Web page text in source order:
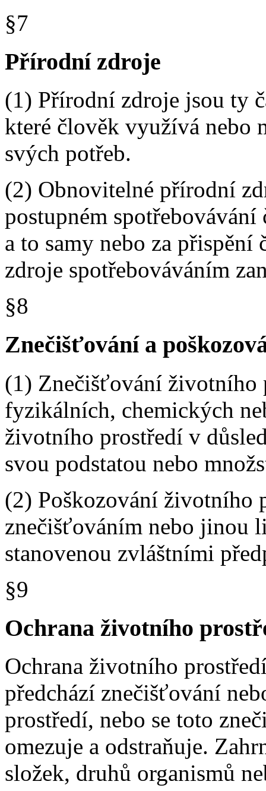
§7
Přírodní zdroje
(1) Přírodní zdroje jsou ty
které člověk využívá nebo
svých potřeb.
(2) Obnovitelné přírodní
postupném
a to samy nebo za
zdroje spotřebováváním
§8
Znečišťování a
(1) Znečišťování životního
fyzikálních, chemických
životního prostředí v
svou podstatou nebo
(2) Poškozování životního
znečišťováním nebo jinou
stanovenou zvláštními
§9
Ochrana životního
Ochrana životního
předchází znečišťování
prostředí, nebo se toto
omezuje a odstraňuje.
složek, druhů organismů